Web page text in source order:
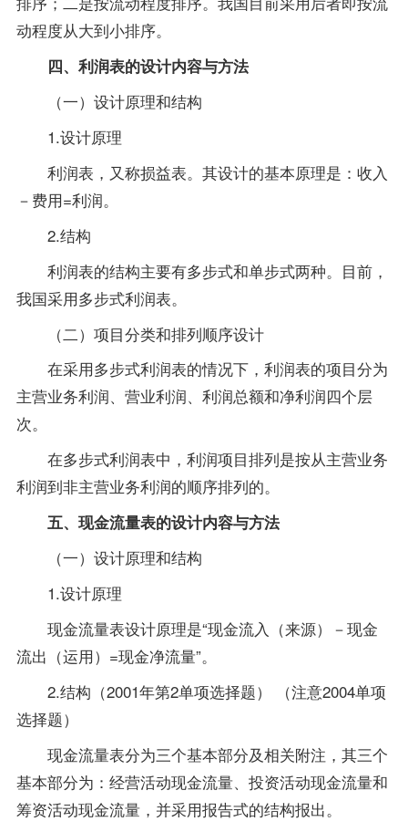
动程度从大到小排序。
四、利润表的设计内容与方法
（一）设计原理和结构
1.设计原理
利润表，又称损益表。其设计的基本原理是：收入
－费用=利润。
2.结构
利润表的结构主要有多步式和单步式两种。目前，
我国采用多步式利润表。
（二）项目分类和排列顺序设计
在采用多步式利润表的情况下，利润表的项目分为
主营业务利润、营业利润、利润总额和净利润四个层
次。
在多步式利润表中，利润项目排列是按从主营业务
利润到非主营业务利润的顺序排列的。
五、现金流量表的设计内容与方法
（一）设计原理和结构
1.设计原理
现金流量表设计原理是“现金流入（来源）－现金
流出（运用）=现金净流量”。
2.结构（2001年第2单项选择题） （注意2004单项
选择题）
现金流量表分为三个基本部分及相关附注，其三个
基本部分为：经营活动现金流量、投资活动现金流量和
筹资活动现金流量，并采用报告式的结构报出。